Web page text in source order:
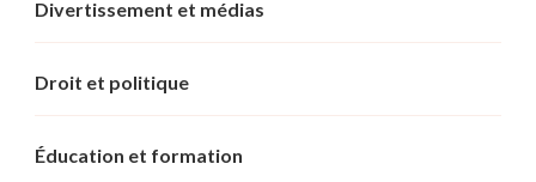
Divertissement et médias
Droit et politique
Éducation et formation